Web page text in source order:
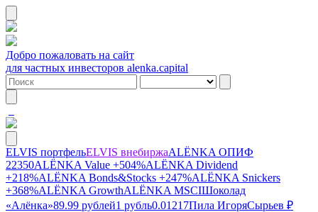
Добро пожаловать на сайт
для частных инвесторов alenka.capital
ELVIS портфельELVIS внебиржаALЁNKA ОПИФ
22350ALЁNKA Value +504%ALЁNKA Dividend
+218%ALЁNKA Bonds&Stocks +247%ALЁNKA Snickers
+368%ALЁNKA GrowthALЁNKA MSCIШоколад
«Алёнка»89.99 рублей1 рубль0.01217Пила ИгоряСырьев ₽